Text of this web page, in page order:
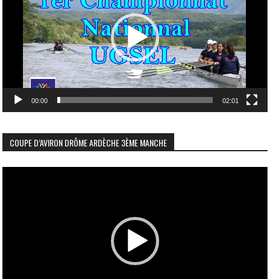
00:00 02:01
COUPE D’AVIRON DRÔME ARDÈCHE 3ÈME MANCHE